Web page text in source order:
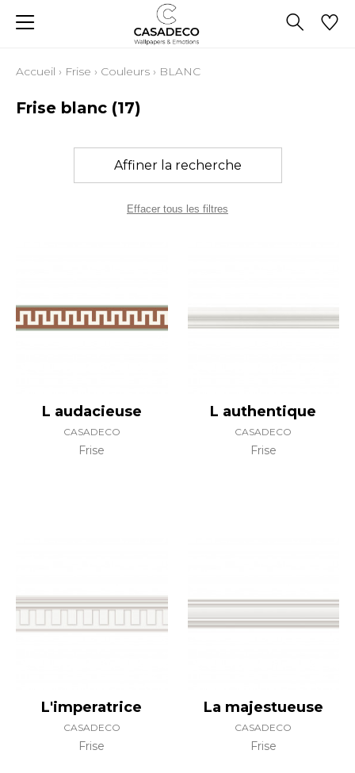
Accueil › Frise › Couleurs › BLANC
Frise blanc (17)
Affiner la recherche
Effacer tous les filtres
L audacieuse
CASADECO
Frise
L authentique
CASADECO
Frise
L'imperatrice
CASADECO
Frise
La majestueuse
CASADECO
Frise